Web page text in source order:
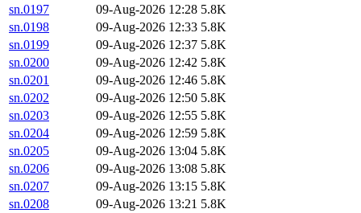
sn.0197
09-Aug-2026 12:28 5.8K
sn.0198
09-Aug-2026 12:33 5.8K
sn.0199
09-Aug-2026 12:37 5.8K
sn.0200
09-Aug-2026 12:42 5.8K
sn.0201
09-Aug-2026 12:46 5.8K
sn.0202
09-Aug-2026 12:50 5.8K
sn.0203
09-Aug-2026 12:55 5.8K
sn.0204
09-Aug-2026 12:59 5.8K
sn.0205
09-Aug-2026 13:04 5.8K
sn.0206
09-Aug-2026 13:08 5.8K
sn.0207
09-Aug-2026 13:15 5.8K
sn.0208
09-Aug-2026 13:21 5.8K